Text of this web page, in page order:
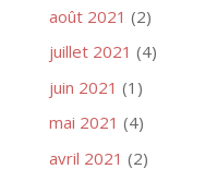
août 2021 (2)
juillet 2021 (4)
juin 2021 (1)
mai 2021 (4)
avril 2021 (2)